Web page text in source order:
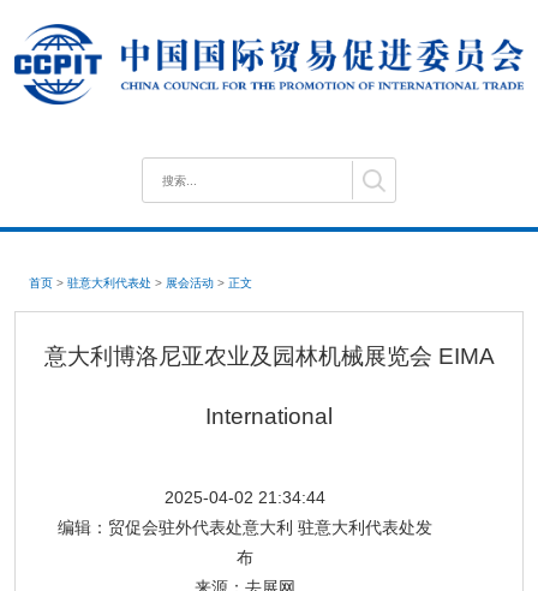
首页 > 驻意大利代表处 > 展会活动 > 正文
意大利博洛尼亚农业及园林机械展览会 EIMA
International
2025-04-02 21:34:44
编辑： 贸促会驻外代表处意大利 驻意大利代表处发
布